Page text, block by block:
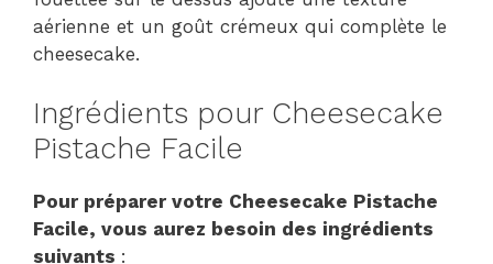
aérienne et un goût crémeux qui complète le
cheesecake.
Ingrédients pour Cheesecake
Pistache Facile
Pour préparer votre Cheesecake Pistache
Facile, vous aurez besoin des ingrédients
suivants :